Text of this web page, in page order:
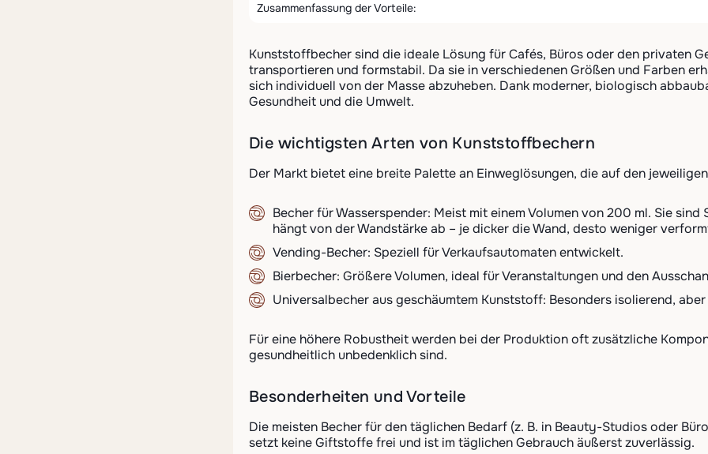
Zusammenfassung der Vorteile:
Kunststoffbecher sind die ideale Lösung für Cafés, Büros oder den privaten
transportieren und formstabil. Da sie in verschiedenen Größen und Farben
sich individuell von der Masse abzuheben. Dank moderner, biologisch
Gesundheit und die Umwelt.
Die wichtigsten Arten von Kunststoffbechern
Der Markt bietet eine breite Palette an Einweglösungen, die auf den
Becher für Wasserspender: Meist mit einem Volumen von 200 ml. Sie
hängt von der Wandstärke ab – je dicker die Wand, desto weniger
Vending-Becher: Speziell für Verkaufsautomaten entwickelt.
Bierbecher: Größere Volumen, ideal für Veranstaltungen und den
Universalbecher aus geschäumtem Kunststoff: Besonders isolierend,
Für eine höhere Robustheit werden bei der Produktion oft zusätzliche
gesundheitlich unbedenklich sind.
Besonderheiten und Vorteile
Die meisten Becher für den täglichen Bedarf (z. B. in Beauty-Studios oder
setzt keine Giftstoffe frei und ist im täglichen Gebrauch äußerst zuverlässig.